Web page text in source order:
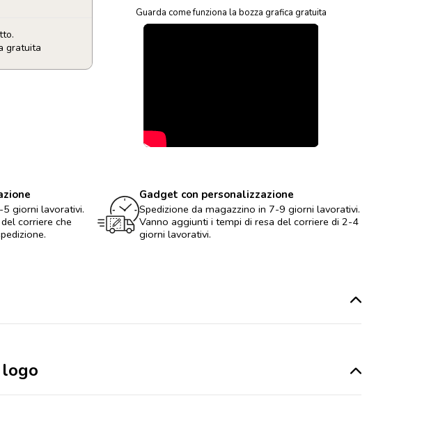
gratuita
Guarda come funziona la bozza grafica gratuita
giorni lavorativi.
corriere che
Gadget con personalizzazione
Spedizione da magazzino in 7-9 giorni lavorativi.
Vanno aggiunti i tempi di resa del corriere di 2-4
giorni lavorativi.